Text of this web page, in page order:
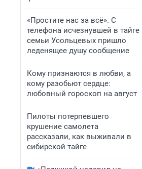
«Простите нас за всё». С
телефона исчезнувшей в тайге
семьи Усольцевых пришло
леденящее душу сообщение
Кому признаются в любви, а
кому разобьют сердце:
любовный гороскоп на август
Пилоты потерпевшего
крушение самолета
рассказали, как выживали в
сибирской тайге